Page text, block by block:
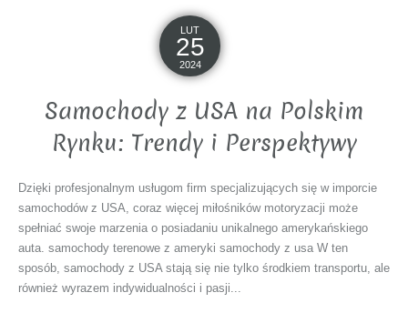
LUT
25
2024
Samochody z USA na Polskim
Rynku: Trendy i Perspektywy
Dzięki profesjonalnym usługom firm specjalizujących się w imporcie
samochodów z USA, coraz więcej miłośników motoryzacji może
spełniać swoje marzenia o posiadaniu unikalnego amerykańskiego
auta. samochody terenowe z ameryki samochody z usa W ten
sposób, samochody z USA stają się nie tylko środkiem transportu, ale
również wyrazem indywidualności i pasji...